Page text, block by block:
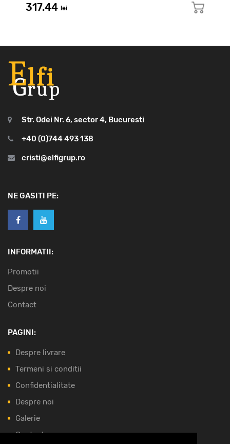
317.44 lei
Str. Odei Nr. 6, sector 4, Bucuresti
+40 (0)744 493 138
cristi@elfigrup.ro
NE GASITI PE:
INFORMATII:
Promotii
Despre noi
Contact
PAGINI:
Despre livrare
Termeni si conditii
Confidentialitate
Despre noi
Galerie
Contact